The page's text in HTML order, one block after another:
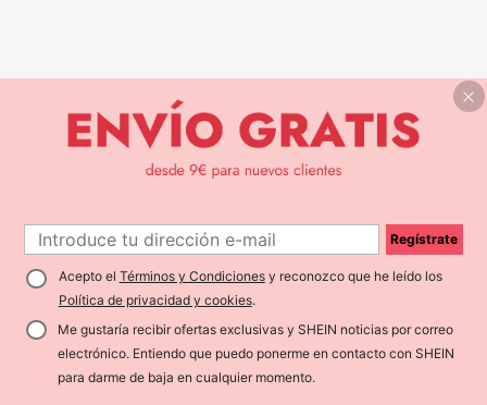
Regístrate
Acepto el Términos y Condicionesy reconozco que he leído los
Política de privacidad y cookies.
Me gustaría recibir ofertas exclusivas y SHEIN noticias por correo
electrónico. Entiendo que puedo ponerme en contacto con SHEIN
para darme de baja en cualquier momento.